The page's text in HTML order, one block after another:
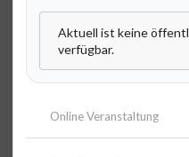
Aktuell ist keine
verfügbar.
Online Veranstaltung